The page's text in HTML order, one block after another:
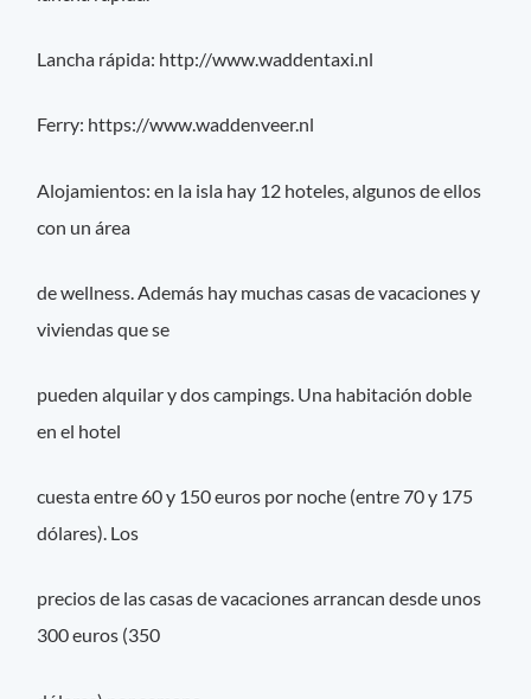
Lancha rápida: http://www.waddentaxi.nl
Ferry: https://www.waddenveer.nl
Alojamientos: en la isla hay 12 hoteles, algunos de ellos
con un área
de wellness. Además hay muchas casas de vacaciones y
viviendas que se
pueden alquilar y dos campings. Una habitación doble
en el hotel
cuesta entre 60 y 150 euros por noche (entre 70 y 175
dólares). Los
precios de las casas de vacaciones arrancan desde unos
300 euros (350